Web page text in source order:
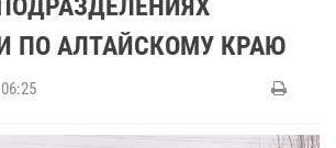
ПО АЛТАЙСКОМУ КРАЮ